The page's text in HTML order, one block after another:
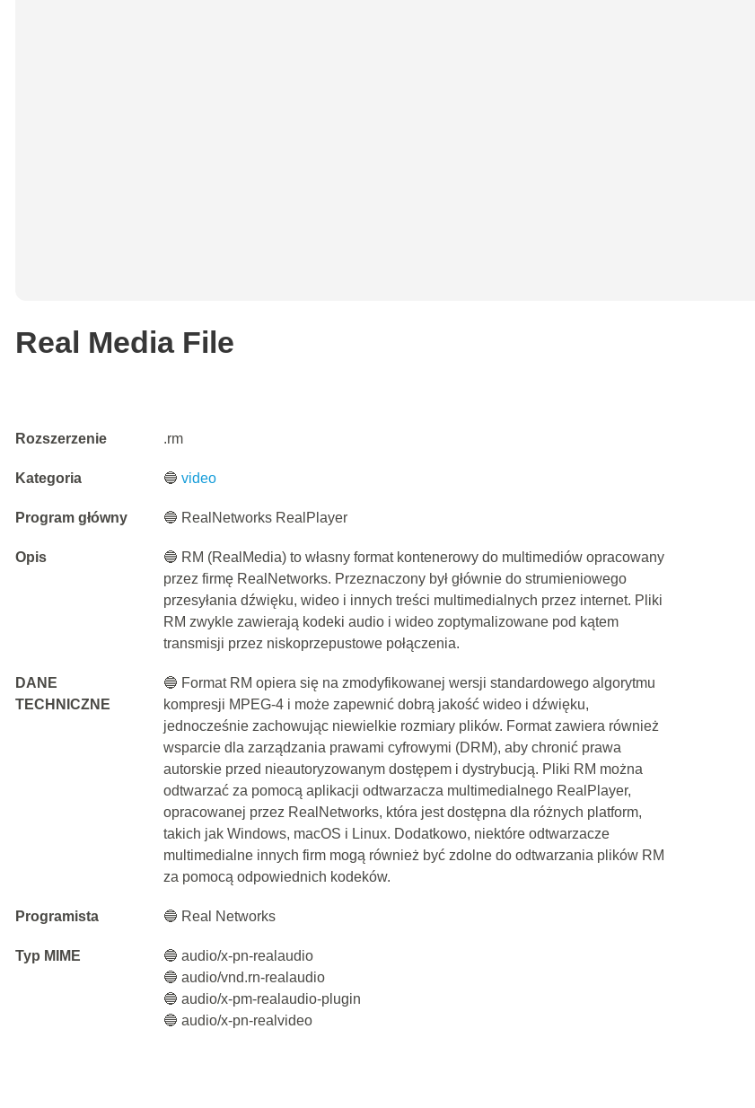
Real Media File
Rozszerzenie .rm
Kategoria 🔵video
Program główny 🔵 RealNetworks RealPlayer
Opis
🔵 RM (RealMedia) to własny format kontenerowy do multimediów opracowany
przez firmę RealNetworks. Przeznaczony był głównie do strumieniowego
przesyłania dźwięku, wideo i innych treści multimedialnych przez internet. Pliki
RM zwykle zawierają kodeki audio i wideo zoptymalizowane pod kątem
transmisji przez niskoprzepustowe połączenia.
DANE
TECHNICZNE
🔵 Format RM opiera się na zmodyfikowanej wersji standardowego algorytmu
kompresji MPEG-4 i może zapewnić dobrą jakość wideo i dźwięku,
jednocześnie zachowując niewielkie rozmiary plików. Format zawiera również
wsparcie dla zarządzania prawami cyfrowymi (DRM), aby chronić prawa
autorskie przed nieautoryzowanym dostępem i dystrybucją. Pliki RM można
odtwarzać za pomocą aplikacji odtwarzacza multimedialnego RealPlayer,
opracowanej przez RealNetworks, która jest dostępna dla różnych platform,
takich jak Windows, macOS i Linux. Dodatkowo, niektóre odtwarzacze
multimedialne innych firm mogą również być zdolne do odtwarzania plików RM
za pomocą odpowiednich kodeków.
Programista 🔵 Real Networks
Typ MIME
🔵 audio/x-pn-realaudio
🔵 audio/vnd.rn-realaudio
🔵 audio/x-pm-realaudio-plugin
🔵 audio/x-pn-realvideo